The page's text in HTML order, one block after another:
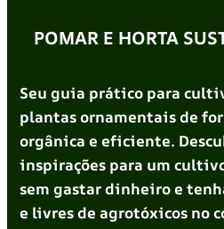
POMAR E HORTA
Seu guia prático para
plantas ornamentais de
orgânica e eficiente.
inspirações para um
sem gastar dinheiro e
e livres de agrotóxicos no